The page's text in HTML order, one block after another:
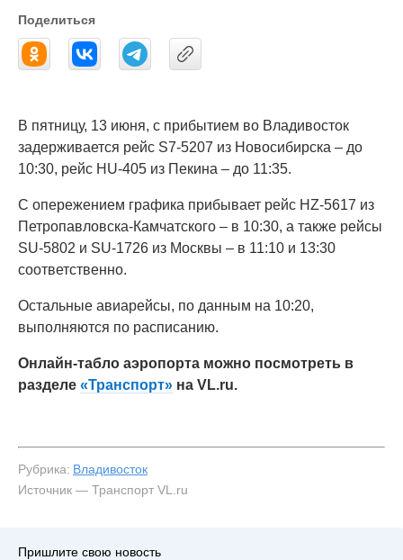
Поделиться
В пятницу, 13 июня, с прибытием во Владивосток
задерживается рейс S7-5207 из Новосибирска – до
10:30, рейс HU-405 из Пекина – до 11:35.
С опережением графика прибывает рейс HZ-5617 из
Петропавловска-Камчатского – в 10:30, а также рейсы
SU-5802 и SU-1726 из Москвы – в 11:10 и 13:30
соответственно.
Остальные авиарейсы, по данным на 10:20,
выполняются по расписанию.
Онлайн-табло аэропорта можно посмотреть в
разделе «Транспорт» на VL.ru.
Рубрика: Владивосток
Источник — Транспорт VL.ru
Пришлите свою новость